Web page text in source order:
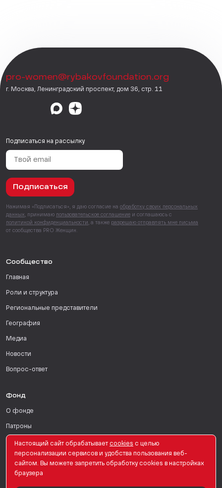
pro-women@rybakovfoundation.org
г. Москва, Ленинградский проспект, дом 36, стр. 11
Подписаться на рассылку
Подписаться
Нажимая «Подписаться», я даю согласие на обработку своих персональных
данных , принимаю пользовательское соглашение и соглашаюсь с
политикой конфиденциальности , а также разрешаю отправлять мне письма
от сообщества PRO Женщин.
Сообщество
Главная
Роли и структура
Региональные представители
География
Медиа
Новости
Вопрос-ответ
Фонд
О фонде
Патроны
Поддержать
Для СМИ
Настоящий сайт обрабатывает сookies с целью
персонализации сервисов и удобства пользования веб-
сайтом. Вы можете запретить обработку сookies в настройках
браузера